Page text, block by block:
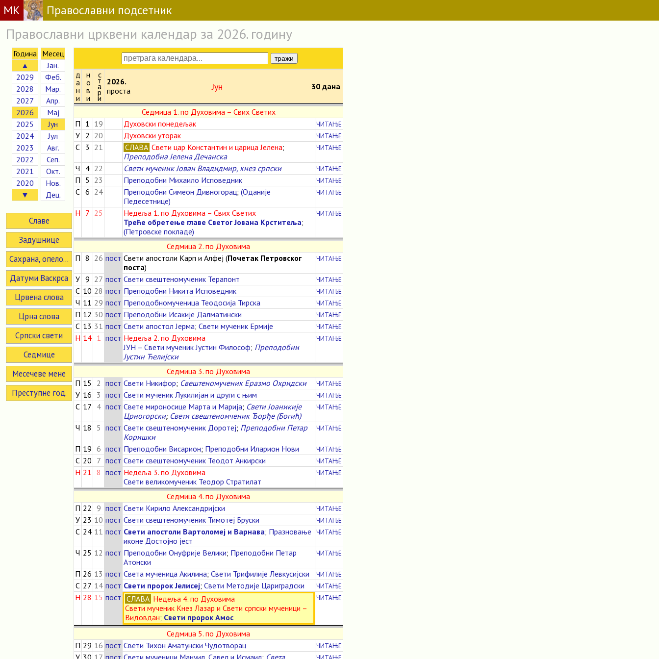
МК Православни подсетник
Православни црквени календар за 2026. годину
Година
▲
2029
2028
2027
2026
2025
2024
2023
2022
2021
2020
▼
Месец
Јан.
Феб.
Мар.
Апр.
Мај
Јун
Јул
Авг.
Сеп.
Окт.
Нов.
Дец.
Славе
Задушнице
Сахрана, опело...
Датуми Васкрса
Црвена слова
Црна слова
Српски свети
Седмице
Месечеве мене
Преступне год.
д
а
н
и
н
о
в
и
с
т
а
р
и
2026.
проста
Јун 30 дана
Седмица 1. по Духовима – Свих Светих
П 1 19 Духовски понедељак ЧИТАЊЕ
У 2 20 Духовски уторак ЧИТАЊЕ
С 3 21 СЛАВА Свети цар Константин и царица Јелена;
Преподобна Јелена Дечанска
ЧИТАЊЕ
Ч 4 22 Свети мученик Јован Владидмир, кнез српски ЧИТАЊЕ
П 5 23 Преподобни Михаило Исповедник ЧИТАЊЕ
С 6 24 Преподобни Симеон Дивногорац; (Оданије
Педесетнице)
ЧИТАЊЕ
Н 7 25
Недеља 1. по Духовима – Свих Светих
Треће обретење главе Светог Јована Крститеља;
(Петровске покладе)
ЧИТАЊЕ
Седмица 2. по Духовима
П 8 26 пост Свети апостоли Карп и Алфеј (Почетак Петровског
поста)
ЧИТАЊЕ
У 9 27 пост Свети свештеномученик Терапонт ЧИТАЊЕ
С 10 28 пост Преподобни Никита Исповедник ЧИТАЊЕ
Ч 11 29 пост Преподобномученица Теодосија Тирска ЧИТАЊЕ
П 12 30 пост Преподобни Исакије Далматински ЧИТАЊЕ
С 13 31 пост Свети апостол Јерма; Свети мученик Ермије ЧИТАЊЕ
Н 14 1 пост Недеља 2. по Духовима
ЈУН – Свети мученик Јустин Философ; Преподобни
Јустин Ћелијски
ЧИТАЊЕ
Седмица 3. по Духовима
П 15 2 пост Свети Никифор; Свештеномученик Еразмо Охридски ЧИТАЊЕ
У 16 3 пост Свети мученик Лукилијан и други с њим ЧИТАЊЕ
С 17 4 пост Свете мироносице Марта и Марија; Свети Јоаникије
Црногорски; Свети свештеномченик Ђорђе (Богић)
ЧИТАЊЕ
Ч 18 5 пост Свети свештеномученик Доротеј; Преподобни Петар
Коришки
ЧИТАЊЕ
П 19 6 пост Преподобни Висарион; Преподобни Иларион Нови ЧИТАЊЕ
С 20 7 пост Свети свештеномученик Теодот Анкирски ЧИТАЊЕ
Н 21 8 пост Недеља 3. по Духовима
Свети великомученик Теодор Стратилат
ЧИТАЊЕ
Седмица 4. по Духовима
П 22 9 пост Свети Кирило Александријски ЧИТАЊЕ
У 23 10 пост Свети свештеномученик Тимотеј Бруски ЧИТАЊЕ
С 24 11 пост Свети апостоли Вартоломеј и Варнава; Празновање
иконе Достојно јест
ЧИТАЊЕ
Ч 25 12 пост Преподобни Онуфрије Велики; Преподобни Петар
Атонски
ЧИТАЊЕ
П 26 13 пост Света мученица Акилина; Свети Трифилије Левкусијски ЧИТАЊЕ
С 27 14 пост Свети пророк Јелисеј; Свети Методије Цариградски ЧИТАЊЕ
Н 28 15 пост СЛАВА Недеља 4. по Духовима
Свети мученик Кнез Лазар и Свети српски мученици –
Видовдан; Свети пророк Амос
ЧИТАЊЕ
Седмица 5. по Духовима
П 29 16 пост Свети Тихон Аматунски Чудотворац ЧИТАЊЕ
У 30 17 пост Свети мученици Мануил, Савел и Исмаил; Света